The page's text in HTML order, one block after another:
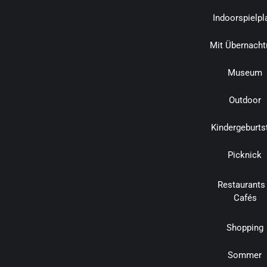
Mit
Museum
Outdoor
Picknick
Restaurants
Cafés
Shopping
Sommer